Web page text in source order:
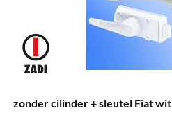
zonder cilinder + sleutel Fiat wit